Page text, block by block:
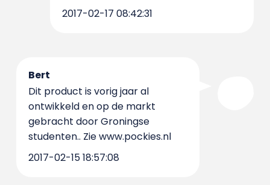
2017-02-17 08:42:31
Bert
Dit product is vorig jaar al
ontwikkeld en op de markt
gebracht door Groningse
studenten.. Zie www.pockies.nl
2017-02-15 18:57:08